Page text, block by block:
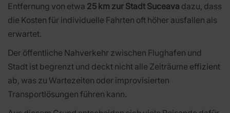
Entfernung von etwa 25 km zur Stadt Suceava dazu, dass
die Kosten für individuelle Fahrten oft höher ausfallen als
erwartet.
Der öffentliche Nahverkehr zwischen Flughafen und
Stadt ist begrenzt und deckt nicht alle Zeiträume effizient
ab, was zu Wartezeiten oder improvisierten
Transportlösungen führen kann.